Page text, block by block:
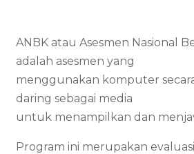
ANBK atau Asesmen Nasional
adalah asesmen yang
menggunakan komputer
daring sebagai media
untuk menampilkan dan
Program ini merupakan